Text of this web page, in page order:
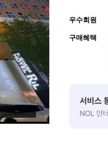
우수회원
구매혜택